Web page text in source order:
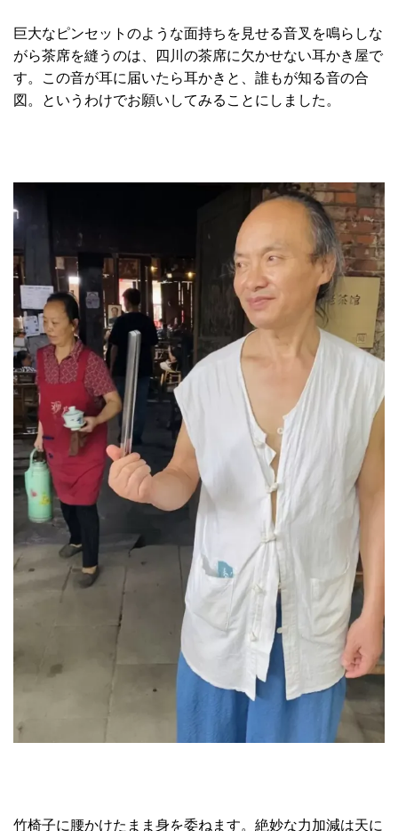
巨大なピンセットのような面持ちを見せる音叉を鳴らしな
がら茶席を縫うのは、四川の茶席に欠かせない耳かき屋で
す。この音が耳に届いたら耳かきと、誰もが知る音の合
図。というわけでお願いしてみることにしました。
竹椅子に腰かけたまま身を委ねます。絶妙な力加減は天に